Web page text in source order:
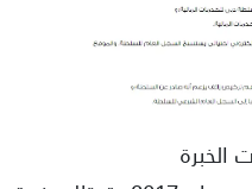
الخبرة